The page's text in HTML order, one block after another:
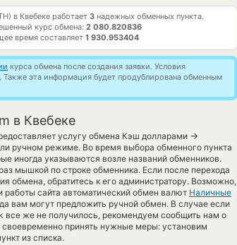
в Квебеке работает 3 надежных обменных пункта.
курс обмена: 2 080.820836
время составляет 1 930.953404
курса обмена после создания заявки. Условия
Также эта информация будет продублирована обменным
в Квебеке
услугу обмена Кэш долларами →
ручном режиме. Во время выбора обменного пункта
иногда указываются возле названий обменников.
мышкой по строке обменника. Если после перехода
обмена, обратитесь к его администратору. Возможно,
работы сайта автоматический обмен валют Наличные
вам могут предложить ручной обмен. В случае если
все же не получилось, рекомендуем сообщить нам о
принять нужные меры: установим
из списка.